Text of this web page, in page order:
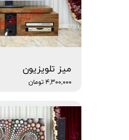
میز تلویزیون
۴,۳۰۰,۰۰۰ تومان